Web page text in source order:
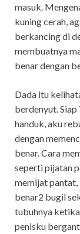
masuk.
kuning cerah,
berkancing di
membuatnya
benar dengan
Dada itu
berdenyut. Siap
handuk, aku
dengan
benar. Cara
seperti pijatan
memijat pantat,
benar2 bugil
tubuhnya
penisku